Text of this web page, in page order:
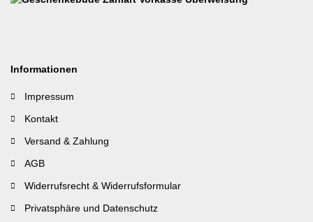
Informationen
Impressum
Kontakt
Versand & Zahlung
AGB
Widerrufsrecht & Widerrufsformular
Privatsphäre und Datenschutz